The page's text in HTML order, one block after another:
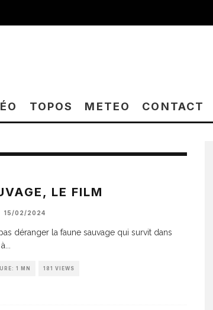
TOPOS METEO CONTACT
LE FILM
15/02/2024
déranger la faune sauvage qui survit dans
1 MN 181 VIEWS